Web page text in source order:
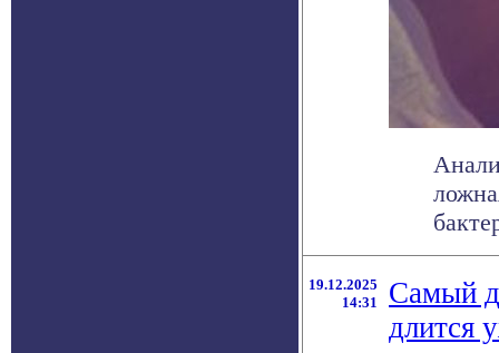
19.12.2025
14:31
Самый
длится